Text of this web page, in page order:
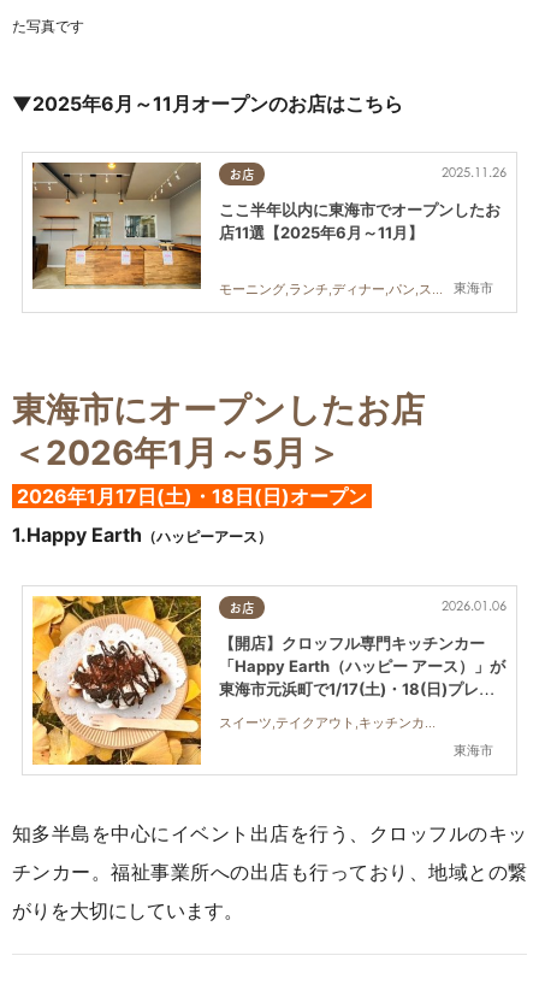
た写真です
▼2025年6月～11月オープンのお店はこちら
お店
東海市
2025.11.26
ここ半年以内に東海市でオープンしたお
店11選【2025年6月～11月】
モーニング,ランチ,ディナー,パン,スイーツ,テイクアウト,開店,リニューアル,ビューティー,住まい,まとめ記事
東海市にオープンしたお店
＜2026年1月～5月＞
2026年1 月17日(土)・18日(日)オープン
1.Happy Earth （ハッピーアース）
お店
東海市
2026.01.06
【開店】クロッフル専門キッチンカー
「Happy Earth（ハッピー アース）」が
東海市元浜町で1/17(土)・18(日)プレオ
知多半島を中心にイベント出店を行う、クロッフルのキッ
チンカー。福祉事業所への出店も行っており、地域との繋
がりを大切にしています。